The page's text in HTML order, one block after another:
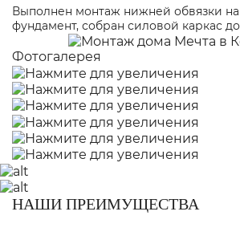
Выполнен монтаж нижней обвязки
фундамент, собран силовой каркас
Фотогалерея
НАШИ ПРЕИМУЩЕСТВА